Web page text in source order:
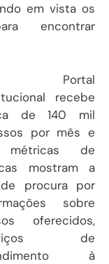
em vista os
encontrar
Portal
recebe
de 140 mil
por mês e
de
mostram a
procura por
sobre
oferecidos,
de
à